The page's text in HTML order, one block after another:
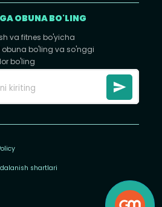
OBUNA BO'LING
va fitnes bo'yicha
bo'ling va so'nggi
bo'ling
shartlari